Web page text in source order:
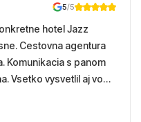
5/5
hotel Jazz
Cestovna agentura
Komunikacia s panom
Vsetko vysvetlil aj vo
Hotel
more,